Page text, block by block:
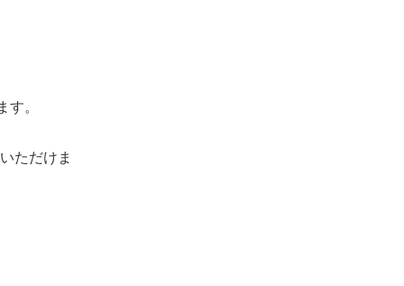
。
ただけま